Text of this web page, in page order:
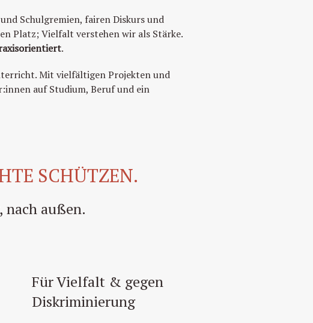
Schulgremien, fairen Diskurs und
Platz; Vielfalt verstehen wir als Stärke.
.
Mit vielfältigen Projekten und
auf Studium, Beruf und ein
SCHÜTZEN.
außen.
Für Vielfalt & gegen
Diskriminierung